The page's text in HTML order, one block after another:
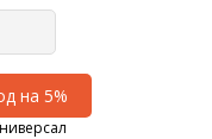
на 5%